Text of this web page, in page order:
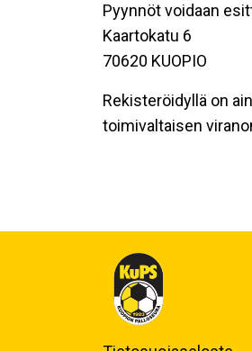
Pyynnöt voidaan
Kaartokatu 6
70620 KUOPIO
Rekisteröidyllä on
toimivaltaisen